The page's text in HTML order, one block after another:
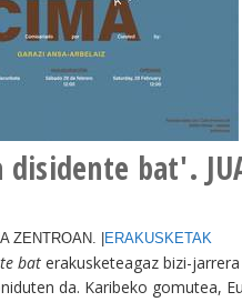
disidente bat'.
ZENTROAN. | ERAKUSKETAK
bat erakusketeagaz bizi-
da. Karibeko gomutea,